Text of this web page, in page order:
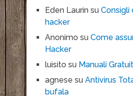
Eden Laurinsu Consigli
hacker
Anonimo su Come
Hacker
luisito su Manuali
agnese su Antivirus
bufala